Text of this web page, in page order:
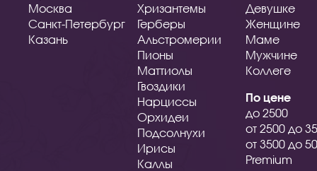
Москва
Санкт-Петербург
Казань
Хризантемы
Герберы
Альстромерии
Пионы
Маттиолы
Гвоздики
Нарциссы
Орхидеи
Подсолнухи
Ирисы
Каллы
Девушке
Женщине
Маме
Мужчине
Коллеге
По цене
до 2500
от 2500 до
от 3500 до
Premium